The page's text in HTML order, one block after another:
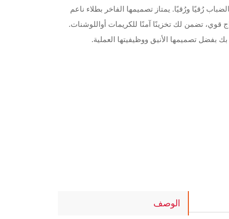
المغطى بالضباب رُقيًا ورُقيًا. يمتاز تصميمها الفاخر بطلاء ناعم
قوي، تضمن لك تخزينًا آمنًا للكريمات أواللوشنات.
بفضل تصميمها الأنيق ووظيفيتها العملية.
الوصف